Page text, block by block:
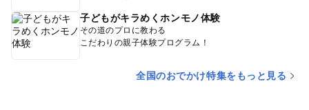
子どもがキラめくホンモノ体験
その道のプロに教わる
こだわりの親子体験プログラム！
全国のおでかけ特集をもっと見る